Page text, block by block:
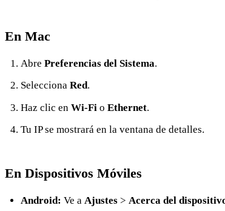
En Mac
Abre Preferencias del Sistema.
Selecciona Red.
Haz clic en Wi-Fi o Ethernet.
Tu IP se mostrará en la ventana de detalles.
En Dispositivos Móviles
Android: Ve a Ajustes> Acerca del